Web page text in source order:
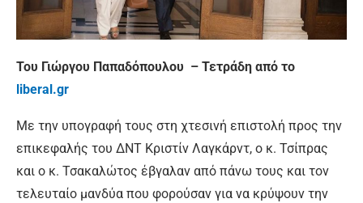
Του Γιώργου Παπαδόπουλου – Τετράδη από το
liberal.gr
Με την υπογραφή τους στη χτεσινή επιστολή προς την
επικεφαλής του ΔΝΤ Κριστίν Λαγκάρντ, ο κ. Τσίπρας
και ο κ. Τσακαλώτος έβγαλαν από πάνω τους και τον
τελευταίο μανδύα που φορούσαν για να κρύψουν την